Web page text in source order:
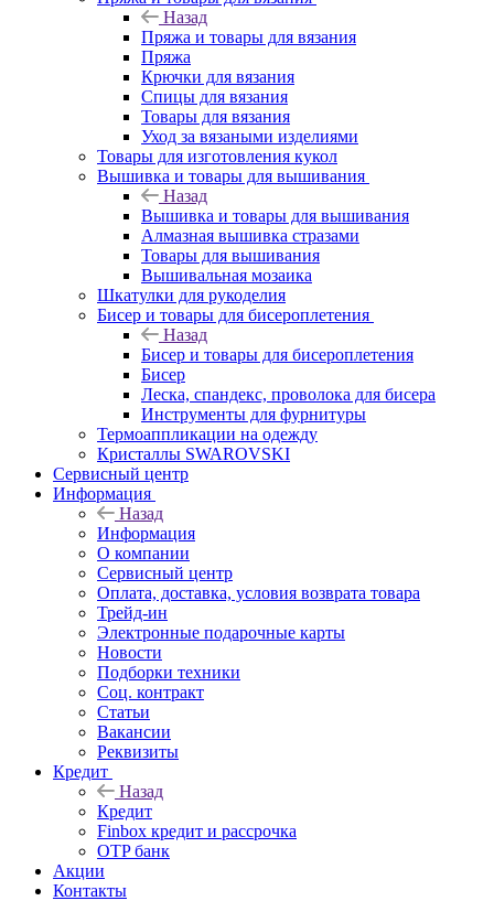
Назад
Пряжа и товары для вязания
Пряжа
Крючки для вязания
Спицы для вязания
Товары для вязания
Уход за вязаными изделиями
Товары для изготовления кукол
Вышивка и товары для вышивания
Назад
Вышивка и товары для вышивания
Алмазная вышивка стразами
Товары для вышивания
Вышивальная мозаика
Шкатулки для рукоделия
Бисер и товары для бисероплетения
Назад
Бисер и товары для бисероплетения
Бисер
Леска, спандекс, проволока для бисера
Инструменты для фурнитуры
Термоаппликации на одежду
Кристаллы SWAROVSKI
Сервисный центр
Информация
Назад
Информация
О компании
Сервисный центр
Оплата, доставка, условия возврата товара
Трейд-ин
Электронные подарочные карты
Новости
Подборки техники
Соц. контракт
Статьи
Вакансии
Реквизиты
Кредит
Назад
Кредит
Finbox кредит и рассрочка
OTP банк
Акции
Контакты